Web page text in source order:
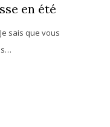
en été
sais que vous